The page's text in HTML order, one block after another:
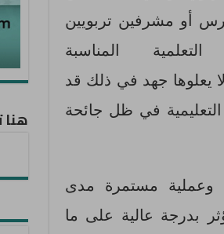
أو مشرفين تربويين
المناسبة
التي لا يعلوها جهد في ذلك قد
في ظل جائحة
وعملية مستمرة مدى
بدرجة عالية على ما
هنا